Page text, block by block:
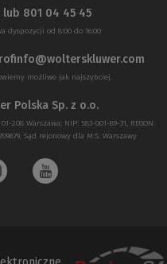
lub 801 04 45 45
dyspozycji od 8:00 do 16:00
możliwe jak najszybciej.
Polska Sp. z o.o.
208 Warszawa; NIP: 583-001-89-31, REGON:
Sąd rejonowy dla M.S. Warszawy